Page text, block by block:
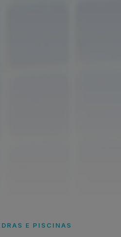
E PISCINAS